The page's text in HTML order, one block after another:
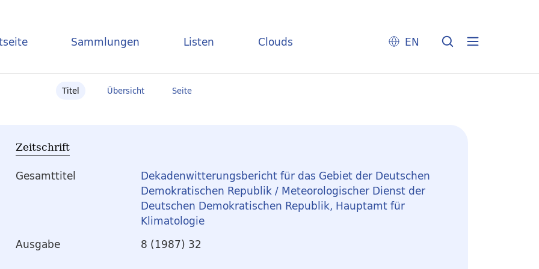
Sammlungen Listen Clouds EN
Titel Übersicht Seite
Zeitschrift
Gesamttitel
Dekadenwitterungsbericht für das Gebiet der Deutschen
Demokratischen Republik / Meteorologischer Dienst der
Deutschen Demokratischen Republik, Hauptamt für
Klimatologie
Ausgabe
8 (1987) 32